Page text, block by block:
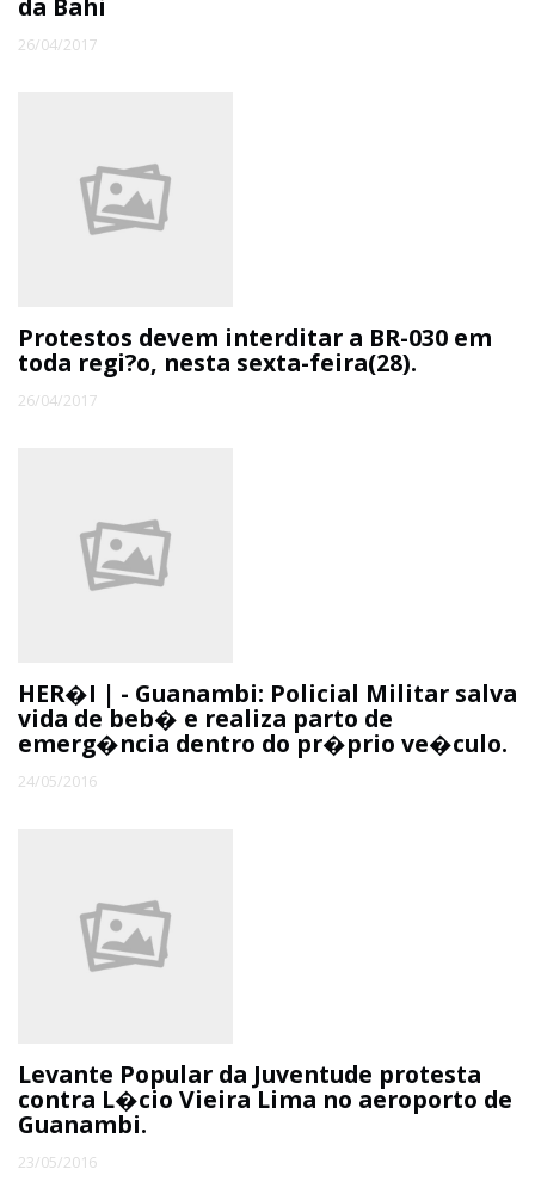
da Bahi
26/04/2017
Protestos devem interditar a BR-030 em
toda regi?o, nesta sexta-feira(28).
26/04/2017
HER�I | - Guanambi: Policial Militar salva
vida de beb� e realiza parto de
emerg�ncia dentro do pr�prio ve�culo.
24/05/2016
Levante Popular da Juventude protesta
contra L�cio Vieira Lima no aeroporto de
Guanambi.
23/05/2016